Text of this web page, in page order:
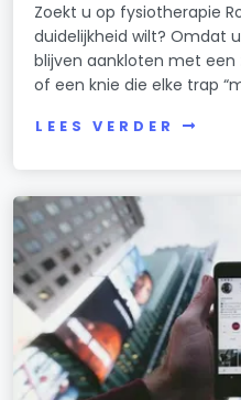
Zoekt u op fysiotherapie
duidelijkheid wilt? Omdat
blijven aankloten met een
of een knie die elke trap
LEES VERDER